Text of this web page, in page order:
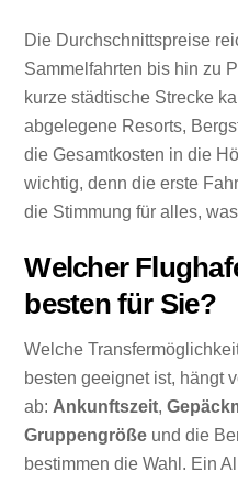
Die Durchschnittspreise
Sammelfahrten bis hin zu
kurze städtische Strecke
abgelegene Resorts,
die Gesamtkosten in die
wichtig, denn die erste
die Stimmung für alles,
Welcher
besten für Sie?
Welche
besten geeignet ist, hängt
ab: Ankunftszeit,
Gruppengröße und die
bestimmen die Wahl. Ein